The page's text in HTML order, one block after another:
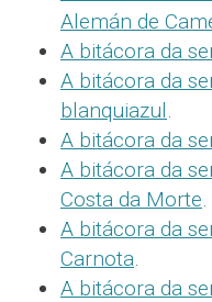
Alemán de
A bitácora da
A bitácora da
blanquiazul.
A bitácora da
A bitácora da
Costa da Morte.
A bitácora da
Carnota.
A bitácora da